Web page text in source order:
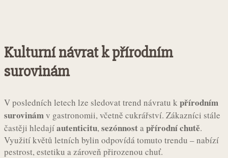
Kulturní návrat k přírodním
surovinám
V posledních letech lze sledovat trend návratu kpřírodním
surovinámv gastronomii, včetně cukrářství. Zákazníci stále
častěji hledajíautenticitu,sezónnostapřírodní chutě.
Využití květů letních bylin odpovídá tomuto trendu – nabízí
pestrost, estetiku a zároveň přirozenou chuť.